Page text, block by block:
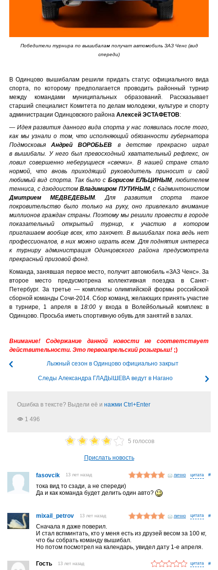
Победители турнира по вышибалам получат автомобиль ЗАЗ Ченс (вид
спереди)
В Одинцово вышибалам решили придать статус официального вида
спорта, по которому предполагается проводить районный турнир
между командами муниципальных образований. Рассказывает
старший специалист Комитета по делам молодежи, культуре и спорту
администрации Одинцовского района Алексей ЭСТАФЕТОВ:
— Идея развития данного вида спорта у нас появилась после того,
как мы узнали о том, что исполняющий обязанности губернатора
ПодмосковьяАндрей ВОРОБЬЕВ в детстве прекрасно играл
в вышибалы. У него был превосходный хватательный рефлекс, он
ловил совершенно неберущиеся «свечки». В нашей стране стало
нормой, что вновь приходящий руководитель приносит и свой
любимый вид спорта. Так было с Борисом ЕЛЬЦИНЫМ, любителем
тенниса, с дзюдоистом Владимиром ПУТИНЫМ, с бадминтонистом
Дмитрием МЕДВЕДЕВЫМ. Для развития спорта такое
покровительство было только на руку, оно привлекало внимание
миллионов граждан страны. Поэтому мы решили провести в городе
показательный открытый турнир, к участию в котором
приглашаем вообще всех, кто захочет. В вышибалах пока ведь нет
профессионалов, в них можно играть всем. Для поднятия интереса
к турниру администрация Одинцовского района предусмотрела
прекрасный призовой фонд.
Команда, занявшая первое место, получит автомобиль «ЗАЗ Ченс». За
второе место предусмотрена коллективная поездка в Санкт-
Петербург. За третье — комплекты олимпийской формы российской
сборной команды Сочи-2014. Сбор команд, желающих принять участие
в турнире, 1 апреля в 18:00у входа в Волейбольный комплекс в
Одинцово. Просьба иметь спортивную обувь для занятий в залах.
Внимание! Содержание данной новости не соответствует
действительности. Это первоапрельский розыгрыш! ;)
Лыжный сезон в Одинцово официально закрыт
Следы Александра ГЛАДЫШЕВА ведут в Нагано
Ошибка в тексте? Выдели её и нажми Ctrl+Enter
1 496
5 голосов
Прислать новость
fasovcik 13 лет назад лично #
тока вид то сзади, а не спереди)
Да и как команда будет делить один авто?
mixail_petrov 13 лет назад лично #
Сначала я даже поверил.
И стал вспминтать, кто у меня есть из друзей весом за 100 кг,
что бы собрать команду вышибал.
Но потом посмотрел на календарь, увидел дату 1-е апреля.
Гость 13 лет назад #